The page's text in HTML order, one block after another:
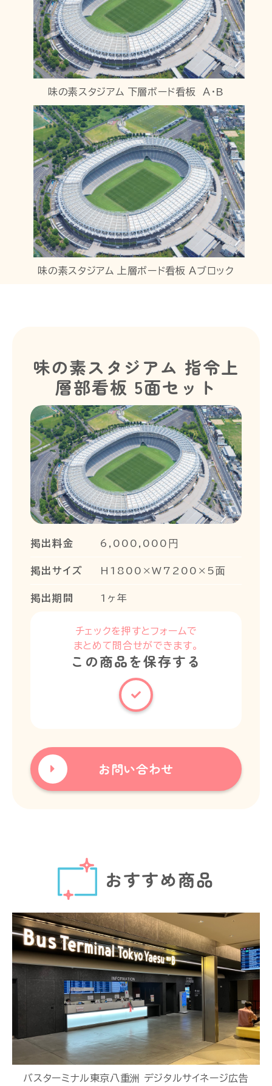
味の素スタジアム 下層ボード看板 Ａ・B
味の素スタジアム 上層ボード看板 Ａブロック
味の素スタジアム 指令上
層部看板 5面セット
掲出料金 6,000,000円
掲出サイズ H1800×W7200×5面
掲出期間 1ヶ年
チェックを押すとフォームで
まとめて問合せができます。
この商品を保存する
お問い合わせ
おすすめ商品
バスターミナル東京八重洲 デジタルサイネージ広告